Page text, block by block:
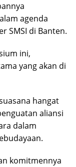
agenda
SMSI di Banten.
ini,
yang akan di
hangat
aliansi
dalam
komitmennya